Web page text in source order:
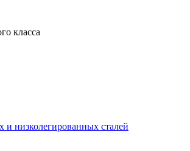
класса
и низколегированных сталей